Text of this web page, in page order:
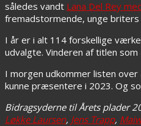
således vandt Lana Del Rey
fremadstormende, unge
I år er i alt 114 forskellige
udvalgte. Vinderen af titlen
I morgen udkommer listen
kunne præsentere i 2023. Og
Bidragsyderne til Årets plader
Løkke Laursen, Jens Trapp,